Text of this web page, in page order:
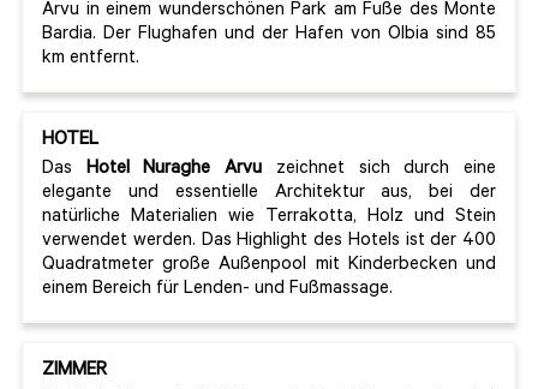
Arvu in einem wunderschönen Park am Fuße des Monte
Bardia. Der Flughafen und der Hafen von Olbia sind 85
km entfernt.
HOTEL
Das Hotel Nuraghe Arvu zeichnet sich durch eine
elegante und essentielle Architektur aus, bei der
natürliche Materialien wie Terrakotta, Holz und Stein
verwendet werden. Das Highlight des Hotels ist der 400
Quadratmeter große Außenpool mit Kinderbecken und
einem Bereich für Lenden- und Fußmassage.
ZIMMER